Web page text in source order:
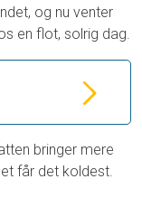
og nu venter
en flot, solrig dag.
bringer mere
får det koldest.